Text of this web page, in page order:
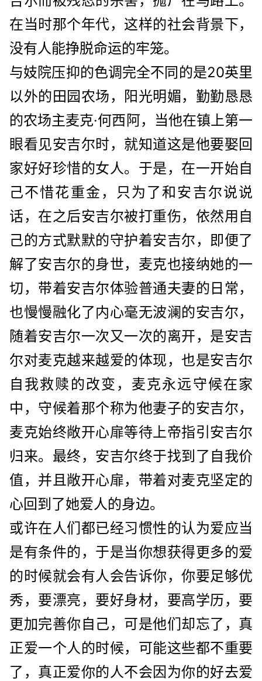
在当时那个年代，这样的社会背景下，
没有人能挣脱命运的牢笼。
与妓院压抑的色调完全不同的是20英里
以外的田园农场，阳光明媚，勤勤恳恳
的农场主麦克·何西阿，当他在镇上第一
眼看见安吉尔时，就知道这是他要娶回
家好好珍惜的女人。于是，在一开始自
己不惜花重金，只为了和安吉尔说说
话，在之后安吉尔被打重伤，依然用自
己的方式默默的守护着安吉尔，即便了
解了安吉尔的身世，麦克也接纳她的一
切，带着安吉尔体验普通夫妻的日常，
也慢慢融化了内心毫无波澜的安吉尔，
随着安吉尔一次又一次的离开，是安吉
尔对麦克越来越爱的体现，也是安吉尔
自我救赎的改变，麦克永远守候在家
中，守候着那个称为他妻子的安吉尔，
麦克始终敞开心扉等待上帝指引安吉尔
归来。最终，安吉尔终于找到了自我价
值，并且敞开心扉，带着对麦克坚定的
心回到了她爱人的身边。
或许在人们都已经习惯性的认为爱应当
是有条件的，于是当你想获得更多的爱
的时候就会有人会告诉你，你要足够优
秀，要漂亮，要好身材，要高学历，要
更加完善你自己，可是他们却忘了，真
正爱一个人的时候，可能这些都不重要
了，真正爱你的人不会因为你的好去爱